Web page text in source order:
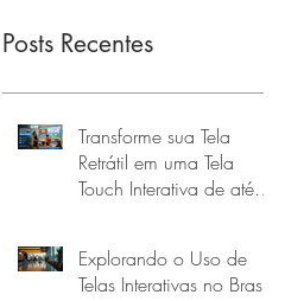
Posts Recentes
Transforme sua Tela
Retrátil em uma Tela
Touch Interativa de até
Explorando o Uso de
Telas Interativas no Brasil